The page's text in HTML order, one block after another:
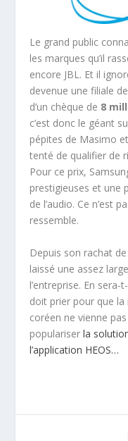
Le grand public
les marques qu’il
encore JBL. Et il
devenue une filiale
d’un chèque de 8
c’est donc le géant
pépites de Masimo
tenté de qualifier de
Pour ce prix,
prestigieuses et une
de l’audio. Ce n’est
ressemble.
Depuis son rachat
laissé une assez
l’entreprise. En
doit prier pour que
coréen ne vienne
populariserla
l’application HEOS…